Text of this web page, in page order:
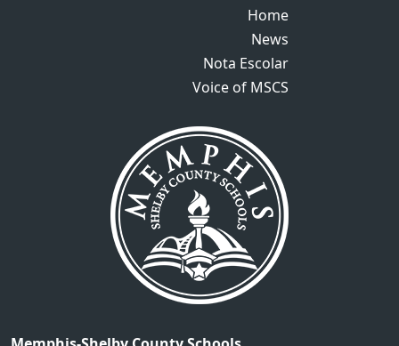
HomeHome
News
Nota EscolarNota Escolar
Voice of MSCS